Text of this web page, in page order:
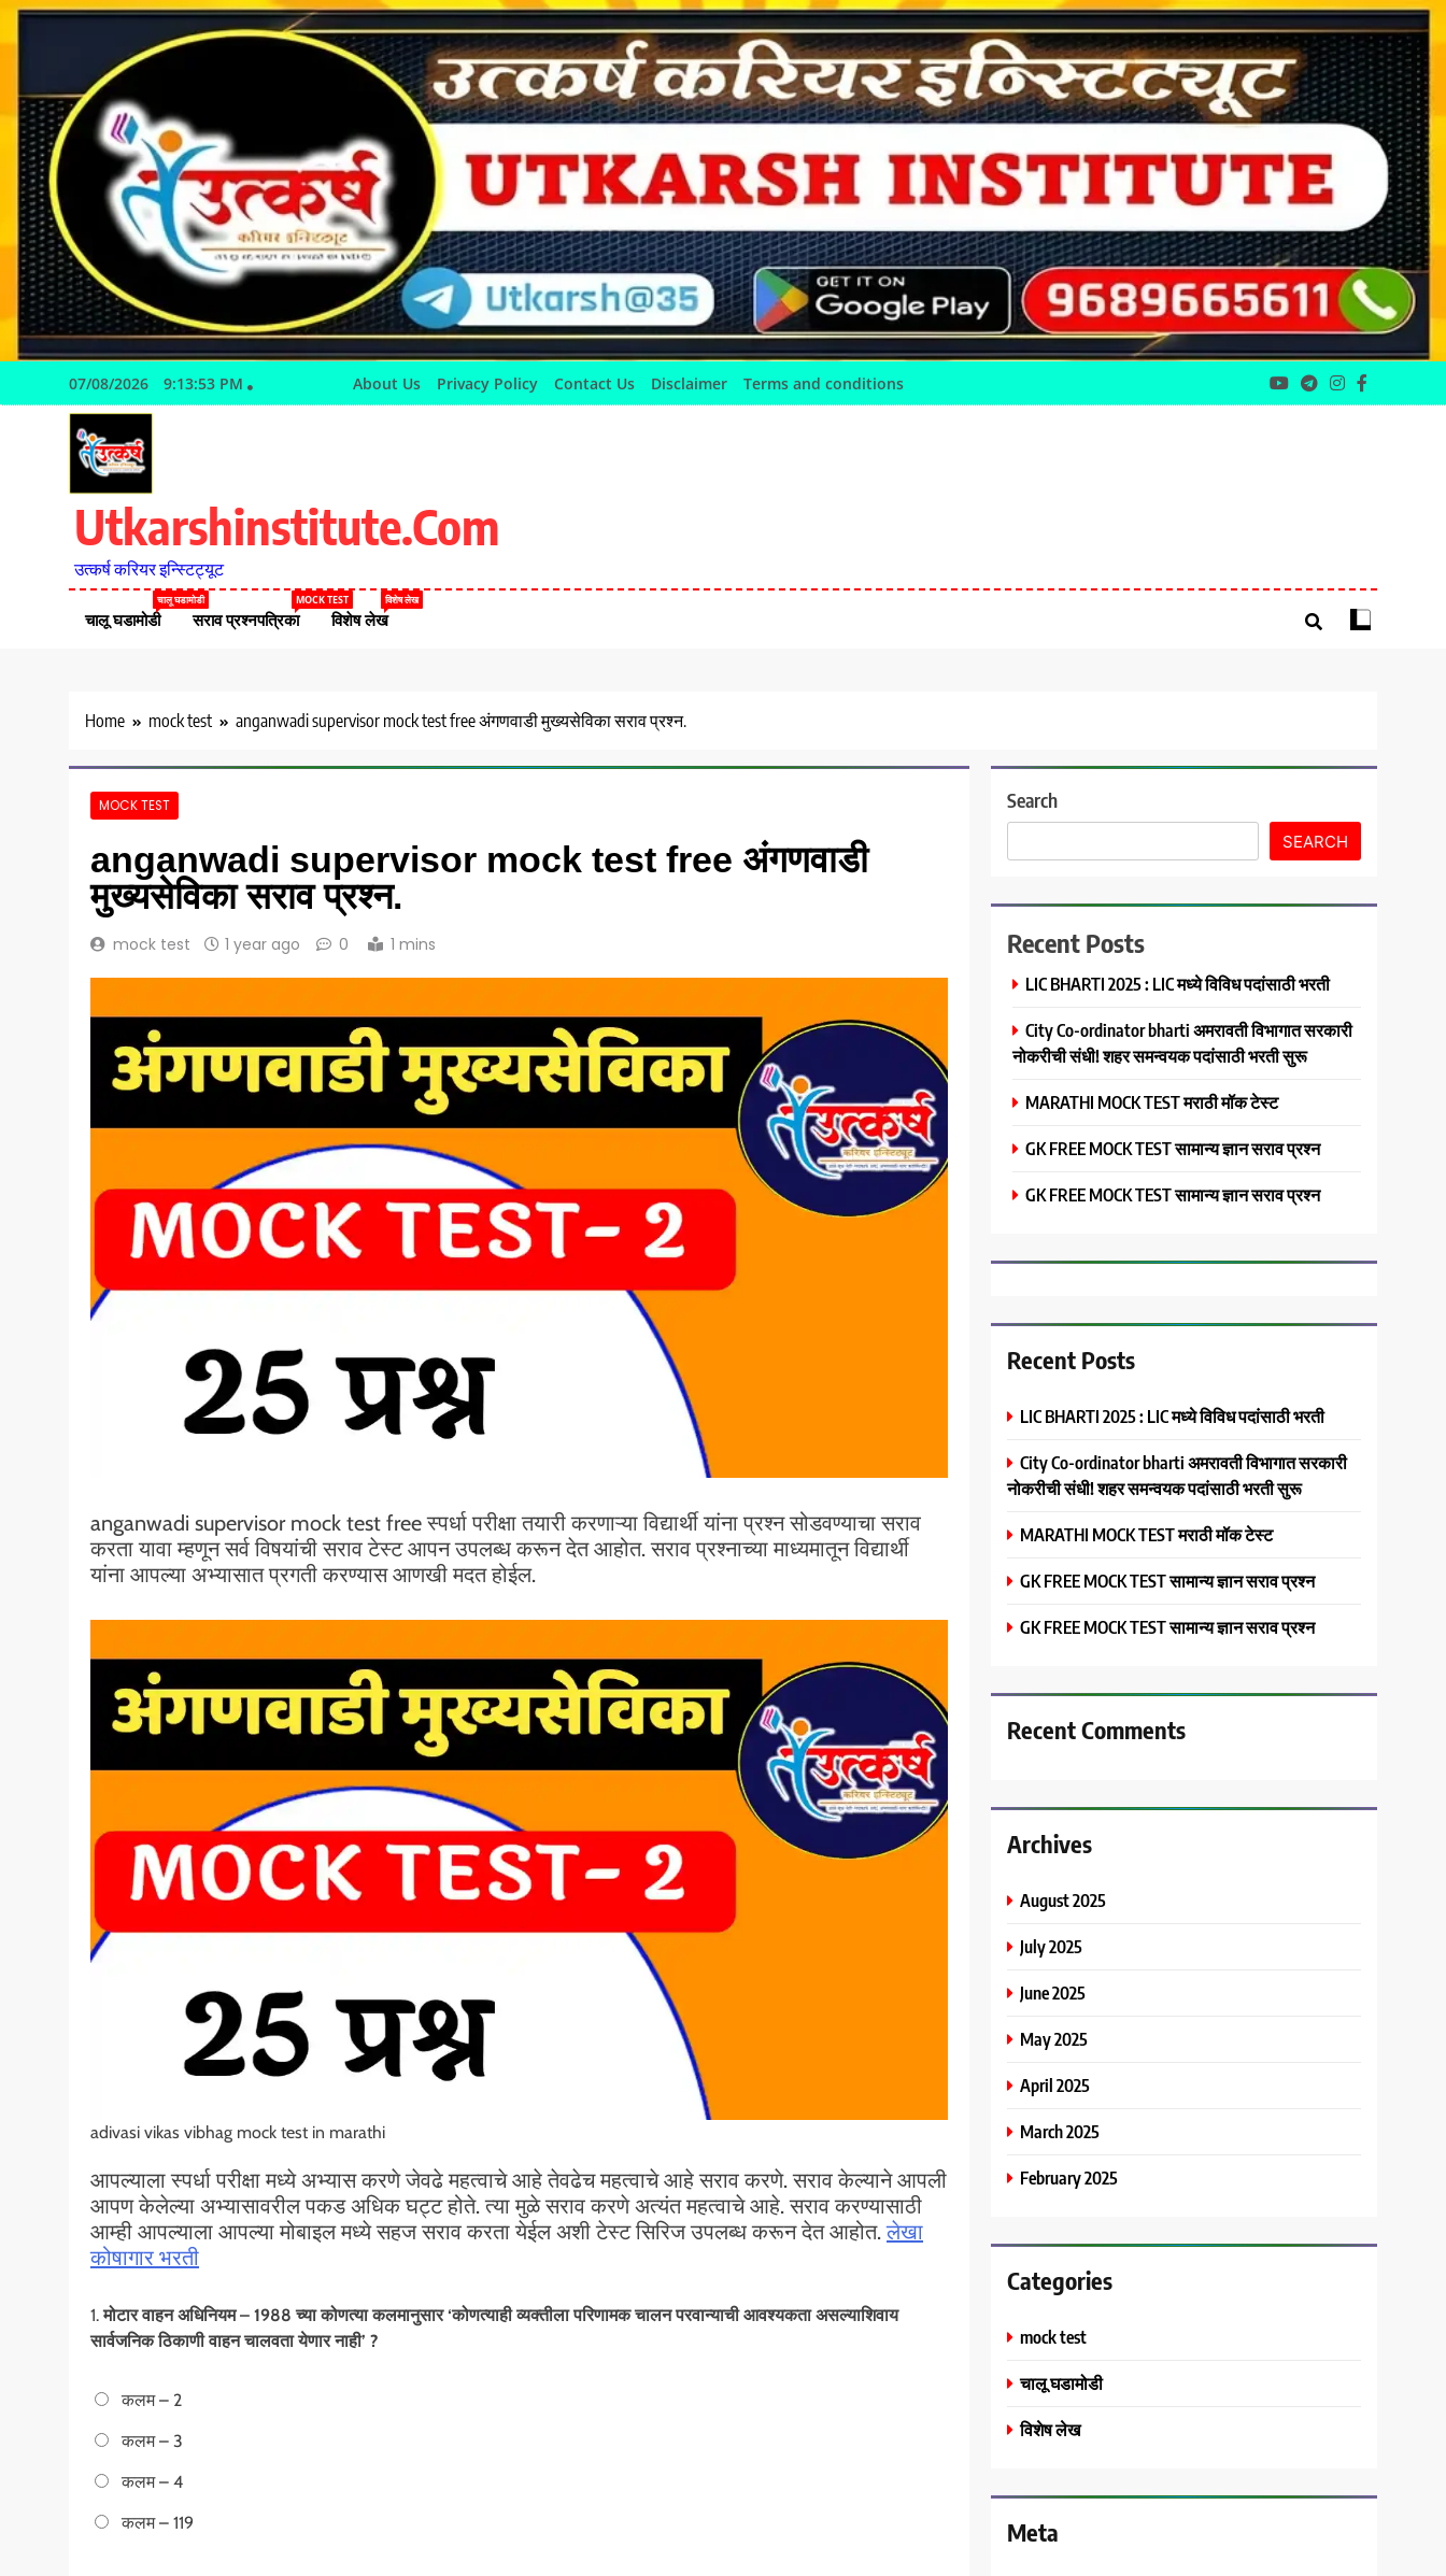
Skip
07/08/2026 9:13:55 PM About Us Privacy Policy Contact Us Disclaimer Terms and conditions
Utkarshinstitute.com
उत्कर्ष करियर इन्स्टिट्यूट
चालू घडामोडी
चालू घडामोडी
सराव प्रश्नपत्रिका
MOCK TEST
विशेष लेख
विशेष लेख
Home mock test anganwadi supervisor mock test free अंगणवाडी मुख्यसेविका सराव प्रश्न.
MOCK TEST
anganwadi supervisor mock test free अंगणवाडी
मुख्यसेविका सराव प्रश्न.
mock test 1 year ago 0 1 mins
anganwadi supervisor mock test free स्पर्धा परीक्षा तयारी करणाऱ्या विद्यार्थी यांना प्रश्न सोडवण्याचा सराव
करता यावा म्हणून सर्व विषयांची सराव टेस्ट आपन उपलब्ध करून देत आहोत. सराव प्रश्नाच्या माध्यमातून विद्यार्थी
यांना आपल्या अभ्यासात प्रगती करण्यास आणखी मदत होईल.
adivasi vikas vibhag mock test in marathi
आपल्याला स्पर्धा परीक्षा मध्ये अभ्यास करणे जेवढे महत्वाचे आहे तेवढेच महत्वाचे आहे सराव करणे. सराव केल्याने आपली
आपण केलेल्या अभ्यासावरील पकड अधिक घट्ट होते. त्या मुळे सराव करणे अत्यंत महत्वाचे आहे. सराव करण्यासाठी
आम्ही आपल्याला आपल्या मोबाइल मध्ये सहज सराव करता येईल अशी टेस्ट सिरिज उपलब्ध करून देत आहोत.लेखा
कोषागार भरती
1.मोटार वाहन अधिनियम – 1988 च्या कोणत्या कलमानुसार ‘कोणत्याही व्यक्तीला परिणामक चालन परवान्याची आवश्यकता असल्याशिवाय
सार्वजनिक ठिकाणी वाहन चालवता येणार नाही’ ?
कलम – 2
कलम – 3
कलम – 4
कलम – 119
Search
SEARCH
Recent Posts
LIC BHARTI 2025 : LIC मध्ये विविध पदांसाठी भरती
City Co-ordinator bharti अमरावती विभागात सरकारी
नोकरीची संधी! शहर समन्वयक पदांसाठी भरती सुरू
MARATHI MOCK TEST मराठी मॉक टेस्ट
GK FREE MOCK TEST सामान्य ज्ञान सराव प्रश्न
GK FREE MOCK TEST सामान्य ज्ञान सराव प्रश्न
Recent Posts
LIC BHARTI 2025 : LIC मध्ये विविध पदांसाठी भरती
City Co-ordinator bharti अमरावती विभागात सरकारी
नोकरीची संधी! शहर समन्वयक पदांसाठी भरती सुरू
MARATHI MOCK TEST मराठी मॉक टेस्ट
GK FREE MOCK TEST सामान्य ज्ञान सराव प्रश्न
GK FREE MOCK TEST सामान्य ज्ञान सराव प्रश्न
Recent Comments
Archives
August 2025
July 2025
June 2025
May 2025
April 2025
March 2025
February 2025
Categories
mock test
चालू घडामोडी
विशेष लेख
Meta